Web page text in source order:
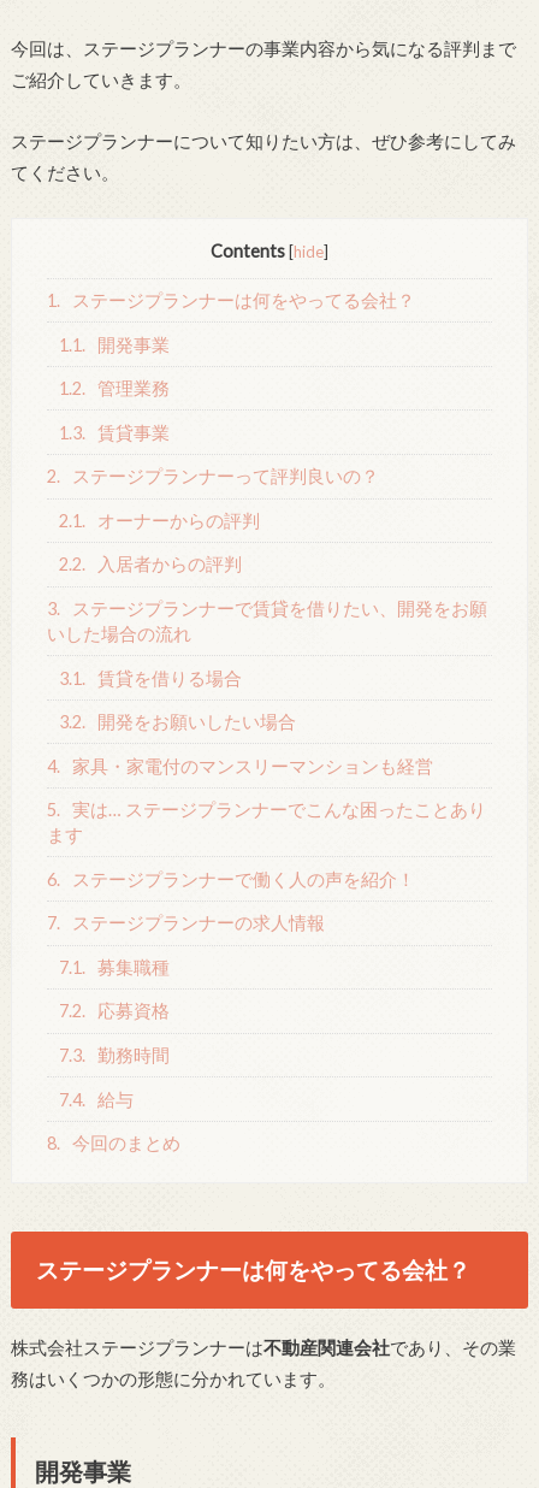
今回は、ステージプランナーの事業内容から気になる評判まで
ご紹介していきます。
ステージプランナーについて知りたい方は、ぜひ参考にしてみ
てください。
Contents[hide]
1. ステージプランナーは何をやってる会社？
1.1. 開発事業
1.2. 管理業務
1.3. 賃貸事業
2. ステージプランナーって評判良いの？
2.1. オーナーからの評判
2.2. 入居者からの評判
3.
ステージプランナーで賃貸を借りたい、開発をお願
いした場合の流れ
3.1. 賃貸を借りる場合
3.2. 開発をお願いしたい場合
4. 家具・家電付のマンスリーマンションも経営
5. 実は… ステージプランナーでこんな困ったことあり
ます
6. ステージプランナーで働く人の声を紹介！
7. ステージプランナーの求人情報
7.1. 募集職種
7.2. 応募資格
7.3. 勤務時間
7.4. 給与
8. 今回のまとめ
ステージプランナーは何をやってる会社？
株式会社ステージプランナーは不動産関連会社であり、その業
務はいくつかの形態に分かれています。
開発事業